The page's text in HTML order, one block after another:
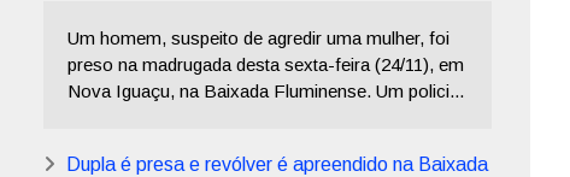
Um homem, suspeito de agredir uma mulher, foi
preso na madrugada desta sexta-feira (24/11), em
Nova Iguaçu, na Baixada Fluminense. Um polici...
Dupla é presa e revólver é apreendido na Baixada